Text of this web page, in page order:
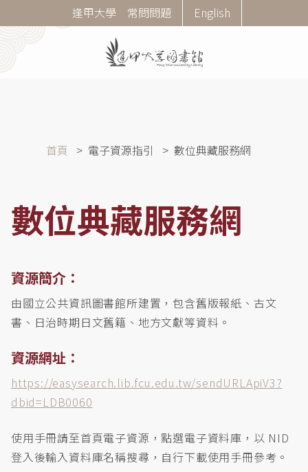
至
Corner
Menu
逢甲大學 常問問題 English
首頁 電子資源指引 數位典藏服務網
數位典藏服務網
資源簡介：
由國立公共資訊圖書館所建置，包含舊版報紙、古文
書、日治時期日文舊籍、地方文獻等資料。
資源網址：
https://easysearch.lib.fcu.edu.tw/sendURLApiV3?
dbid=LDB0060
使用手冊請至首頁電子資源，點選電子資料庫，以 NID
登入後輸入資料庫名稱搜尋，自行下載使用手冊參考。